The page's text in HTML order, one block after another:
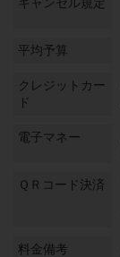
キャンセル規定
平均予算
クレジットカー
ド
電子マネー
ＱＲコード決済
料金備考